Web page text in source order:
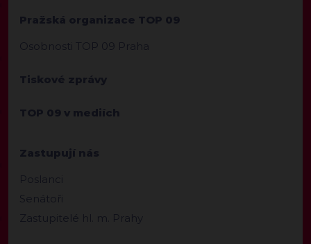
Pražská organizace TOP 09
Osobnosti TOP 09 Praha
Tiskové zprávy
TOP 09 v mediích
Zastupují nás
Poslanci
Senátoři
Zastupitelé hl. m. Prahy